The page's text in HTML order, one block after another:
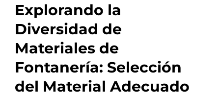
Explorando la
Diversidad de
Materiales de
Fontanería: Selección
del Material Adecuado